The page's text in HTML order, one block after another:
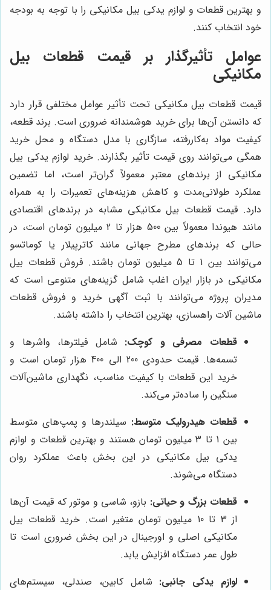
و بهترین قطعات و لوازم یدکی بیل مکانیکی را با توجه به بودجه
خود انتخاب کنند.
عوامل تأثیرگذار بر قیمت قطعات بیل
مکانیکی
قیمت قطعات بیل مکانیکی تحت تأثیر عوامل مختلفی قرار دارد
که دانستن آن‌ها برای خرید هوشمندانه ضروری است. برند قطعه،
کیفیت مواد به‌کاررفته، سازگاری با مدل دستگاه و محل خرید
همگی می‌توانند روی قیمت تأثیر بگذارند. خرید لوازم یدکی بیل
مکانیکی از برندهای معتبر معمولاً گران‌تر است، اما تضمین
عملکرد طولانی‌مدت و کاهش هزینه‌های تعمیرات را به همراه
دارد. قیمت قطعات بیل مکانیکی مشابه در برندهای اقتصادی
مانند هیوندا معمولاً بین 500 هزار تا 2 میلیون تومان است، در
حالی که برندهای مطرح جهانی مانند کاترپیلار یا کوماتسو
می‌توانند بین 1 تا 5 میلیون تومان باشند. فروش قطعات بیل
مکانیکی در بازار ایران اغلب شامل گزینه‌های متنوعی است که
مدیران پروژه می‌توانند با ثبت آگهی خرید و فروش قطعات
ماشین آلات راهسازی، بهترین انتخاب را داشته باشند.
قطعات مصرفی و کوچک: شامل فیلترها، واشرها و
تسمه‌ها. قیمت حدودی 200 الی 400 هزار تومان است و
خرید این قطعات با کیفیت مناسب، نگهداری ماشین‌آلات
سنگین را ساده‌تر می‌کند.
قطعات هیدرولیک متوسط: سیلندرها و پمپ‌های متوسط
بین 1 تا 3 میلیون تومان هستند و بهترین قطعات و لوازم
یدکی بیل مکانیکی در این بخش باعث عملکرد روان
دستگاه می‌شوند.
قطعات بزرگ و حیاتی: بازو، شاسی و موتور که قیمت آن‌ها
از 3 تا 10 میلیون تومان متغیر است. خرید قطعات بیل
مکانیکی اصلی و اورجینال در این بخش ضروری است تا
طول عمر دستگاه افزایش یابد.
لوازم یدکی جانبی: شامل کابین، صندلی، سیستم‌های